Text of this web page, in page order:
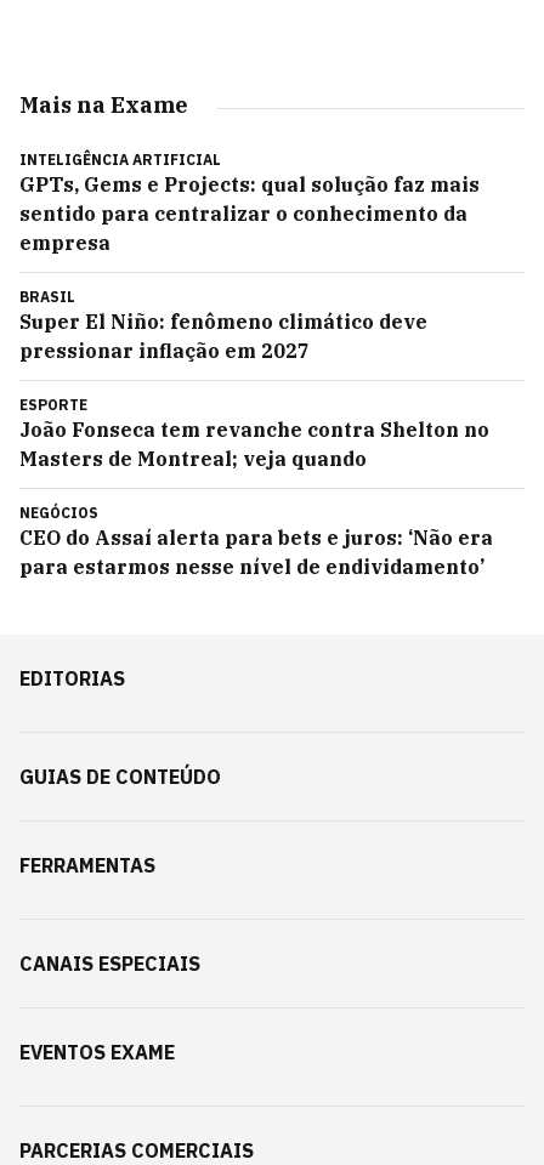
Mais na Exame
INTELIGÊNCIA ARTIFICIAL
GPTs, Gems e Projects: qual solução faz mais
sentido para centralizar o conhecimento da
empresa
BRASIL
Super El Niño: fenômeno climático deve
pressionar inflação em 2027
ESPORTE
João Fonseca tem revanche contra Shelton no
Masters de Montreal; veja quando
NEGÓCIOS
CEO do Assaí alerta para bets e juros: ‘Não era
para estarmos nesse nível de endividamento’
EDITORIAS
GUIAS DE CONTEÚDO
FERRAMENTAS
CANAIS ESPECIAIS
EVENTOS EXAME
PARCERIAS COMERCIAIS